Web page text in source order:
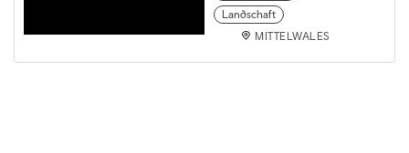
Landschaft
MITTELWALES